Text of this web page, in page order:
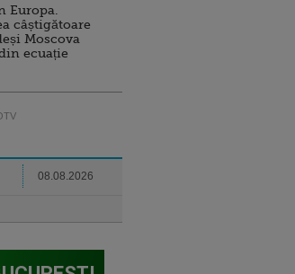
Europa.
câștigătoare
Moscova
ecuație
08.08.2026